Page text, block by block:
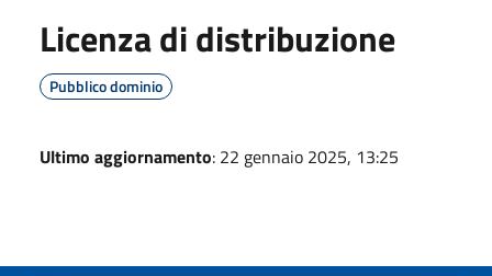
Licenza di distribuzione
Pubblico dominio
Ultimo aggiornamento: 22 gennaio 2025, 13:25